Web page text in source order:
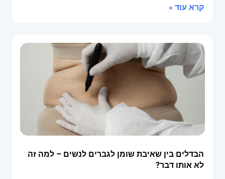
קרא עוד »
הבדלים בין שאיבת שומן לגברים לנשים – למה זה
לא אותו דבר?